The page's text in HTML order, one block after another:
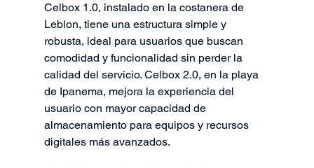
Celbox 1.0, instalado en la costanera de
Leblon, tiene una estructura simple y
robusta, ideal para usuarios que buscan
comodidad y funcionalidad sin perder la
calidad del servicio. Celbox 2.0, en la playa
de Ipanema, mejora la experiencia del
usuario con mayor capacidad de
almacenamiento para equipos y recursos
digitales más avanzados.